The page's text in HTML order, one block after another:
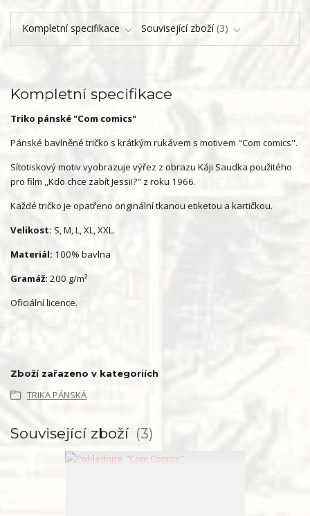
Kompletní specifikace Související zboží 3
Kompletní specifikace
Triko pánské "Com comics"
Pánské bavlněné tričko s krátkým rukávem s motivem "Com comics".
Sítotiskový motiv vyobrazuje výřez z obrazu Káji Saudka použitého
pro film ,,Kdo chce zabít Jessii?" z roku 1966.
Každé tričko je opatřeno originální tkanou etiketou a kartičkou.
Velikost: S, M, L, XL, XXL.
Materiál: 100% bavlna
Gramáž: 200 g/m²
Oficiální licence.
Zboží zařazeno v kategoriích
TRIKA PÁNSKÁ
Související zboží 3